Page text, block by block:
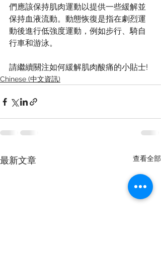
們應該保持肌肉運動以提供一些緩解並
保持血液流動。動態恢復是指在劇烈運
動後進行低強度運動，例如步行、騎自
行車和游泳。
請繼續關注如何緩解肌肉酸痛的小貼士!
Chinese (中文資訊)
最新文章 查看全部